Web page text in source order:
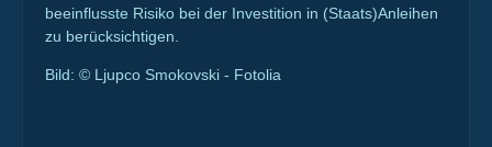
beeinflusste Risiko bei der Investition in (Staats)Anleihen
zu berücksichtigen.
Bild: © Ljupco Smokovski - Fotolia